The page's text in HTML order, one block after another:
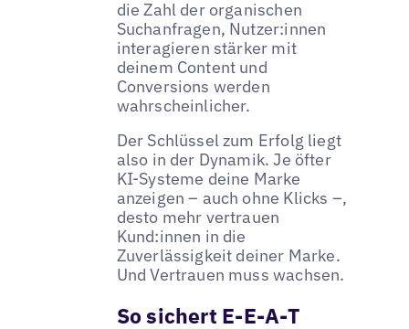
die Zahl der organischen
Suchanfragen, Nutzer:innen
interagieren stärker mit
deinem Content und
Conversions werden
wahrscheinlicher.
Der Schlüssel zum Erfolg liegt
also in der Dynamik. Je öfter
KI-Systeme deine Marke
anzeigen – auch ohne Klicks –,
desto mehr vertrauen
Kund:innen in die
Zuverlässigkeit deiner Marke.
Und Vertrauen muss wachsen.
So sichert E-E-A-T